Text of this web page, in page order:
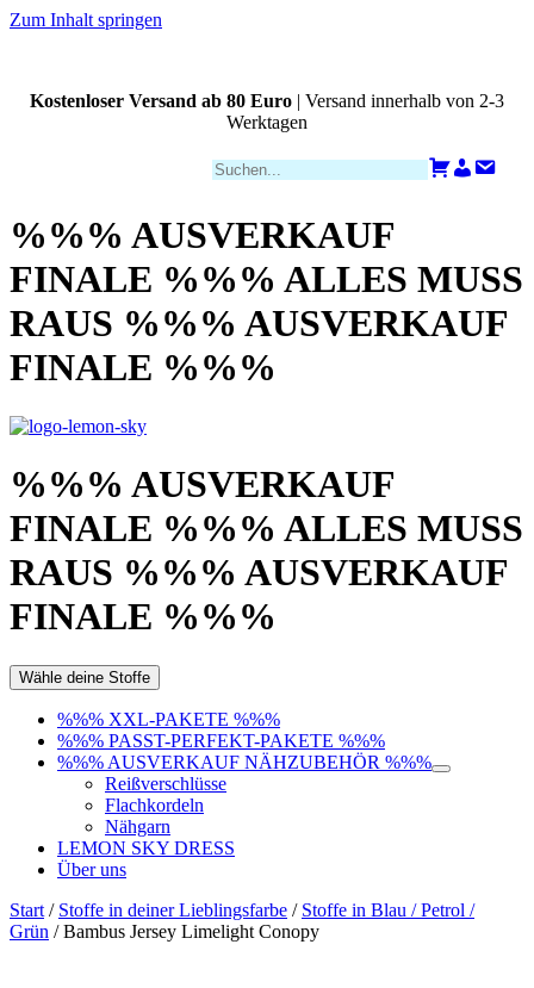
Zum Inhalt springen
Kostenloser Versand ab 80 Euro | Versand innerhalb von 2-3
Werktagen
Zahlungsarten
Warenkorb
Konto
%%% AUSVERKAUF
FINALE %%% ALLES MUSS
RAUS %%% AUSVERKAUF
FINALE %%%
%%% AUSVERKAUF
FINALE %%% ALLES MUSS
RAUS %%% AUSVERKAUF
FINALE %%%
Wähle deine Stoffe
%%% XXL-PAKETE %%%
%%% PASST-PERFEKT-PAKETE %%%
%%% AUSVERKAUF NÄHZUBEHÖR %%%
Reißverschlüsse
Flachkordeln
Nähgarn
LEMON SKY DRESS
Über uns
Start / Stoffe in deiner Lieblingsfarbe / Stoffe in Blau / Petrol /
Grün / Bambus Jersey Limelight Conopy